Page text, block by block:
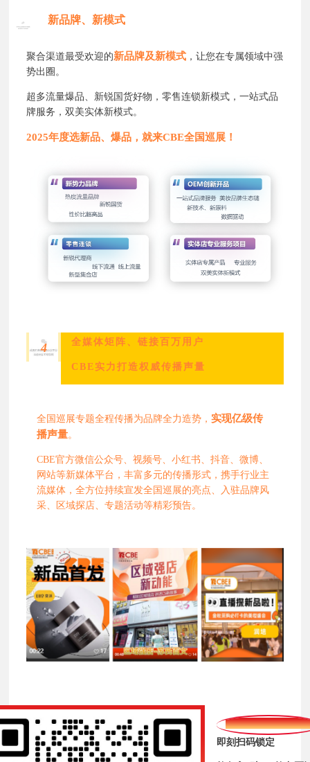
新品牌、新模式
聚合渠道最受欢迎的新品牌及新模式 ，让您在专属领域中强
势出圈。
超多流量爆品、新锐国货好物，零售连锁新模式，一站式品
牌服务，双美实体新模式。
2025年度选新品、爆品，就来CBE全国巡展！
4 全媒体矩阵、链接百万用户
CBE实力打造权威传播声量
全国巡展专题全程传播为品牌全力造势，实现亿级传
播声量。
CBE官方微信公众号、视频号、小红书、抖音、微博、
网站等新媒体平台，丰富多元的传播形式，携手行业主
流媒体，全方位持续宣发全国巡展的亮点、入驻品牌风
采、区域探店、专题活动等精彩预告。
2025CBE全国巡
即刻扫码锁定